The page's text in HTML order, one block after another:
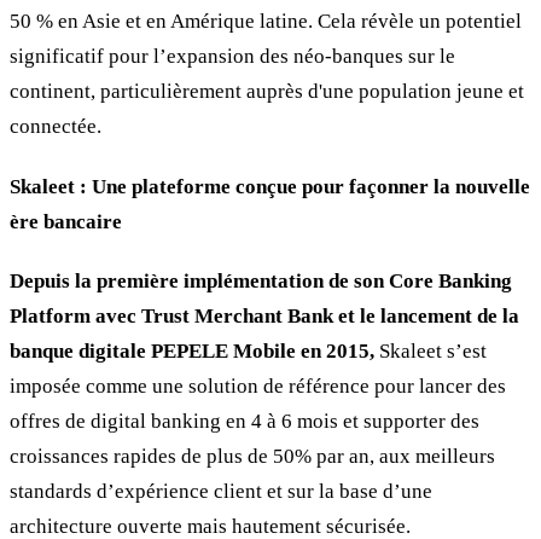
50 % en Asie et en Amérique latine. Cela révèle un potentiel
significatif pour l’expansion des néo-banques sur le
continent, particulièrement auprès d'une population jeune et
connectée.
Skaleet : Une plateforme conçue pour façonner la nouvelle
ère bancaire
Depuis la première implémentation de son Core Banking
Platform avec Trust Merchant Bank et le lancement de la
banque digitale PEPELE Mobile en 2015, Skaleet s’est
imposée comme une solution de référence pour lancer des
offres de digital banking en 4 à 6 mois et supporter des
croissances rapides de plus de 50% par an, aux meilleurs
standards d’expérience client et sur la base d’une
architecture ouverte mais hautement sécurisée.